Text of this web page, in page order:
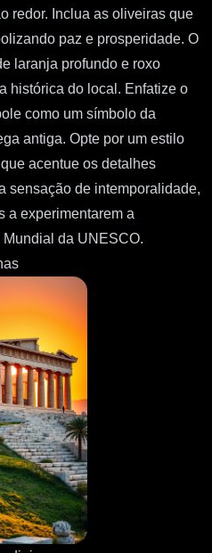
redor. Inclua as oliveiras que
paz e prosperidade. O
laranja profundo e roxo
histórica do local. Enfatize o
como um símbolo da
antiga. Opte por um estilo
acentue os detalhes
sensação de intemporalidade,
a experimentarem a
da UNESCO.